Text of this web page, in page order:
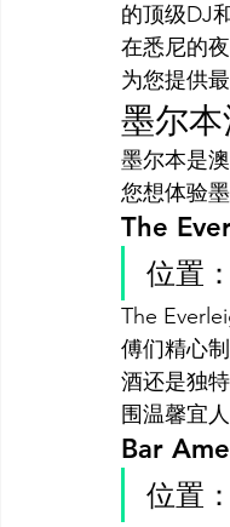
的顶级DJ
在悉尼的
为您提供
墨尔
墨尔本是
您想体验
The
位置
The
傅们精心
酒还是独
围温馨宜人
Bar
位置